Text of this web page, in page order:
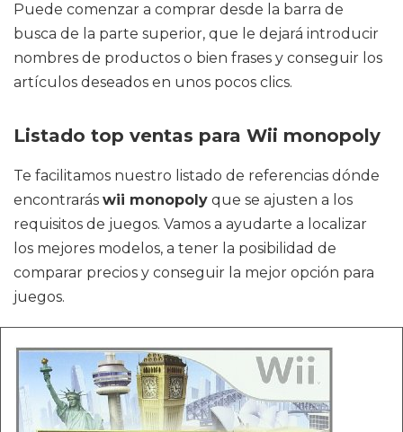
Puede comenzar a comprar desde la barra de
busca de la parte superior, que le dejará introducir
nombres de productos o bien frases y conseguir los
artículos deseados en unos pocos clics.
Listado top ventas para Wii monopoly
Te facilitamos nuestro listado de referencias dónde
encontrarás wii monopoly que se ajusten a los
requisitos de juegos. Vamos a ayudarte a localizar
los mejores modelos, a tener la posibilidad de
comparar precios y conseguir la mejor opción para
juegos.